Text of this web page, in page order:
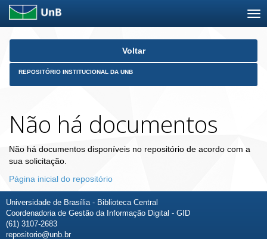
Skip
Voltar
REPOSITÓRIO INSTITUCIONAL DA UNB
Não há documentos
Não há documentos disponíveis no repositório de acordo com a
sua solicitação.
Página inicial do repositório
Universidade de Brasília - Biblioteca Central
Coordenadoria de Gestão da Informação Digital - GID
(61) 3107-2683
repositorio@unb.br